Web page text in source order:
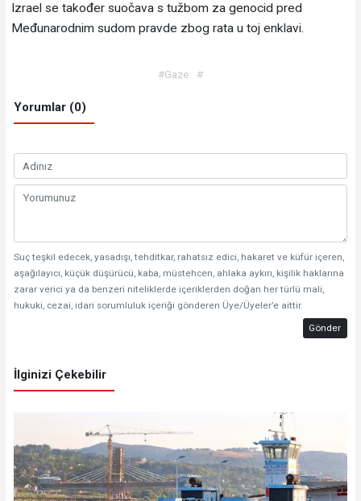
Izrael se također suočava s tužbom za genocid pred
Međunarodnim sudom pravde zbog rata u toj enklavi.
#Gaze #
Yorumlar (0)
Suç teşkil edecek, yasadışı, tehditkar, rahatsız edici, hakaret ve küfür içeren,
aşağılayıcı, küçük düşürücü, kaba, müstehcen, ahlaka aykırı, kişilik haklarına
zarar verici ya da benzeri niteliklerde içeriklerden doğan her türlü mali,
hukuki, cezai, idari sorumluluk içeriği gönderen Üye/Üyeler’e aittir.
Gönder
İlginizi Çekebilir